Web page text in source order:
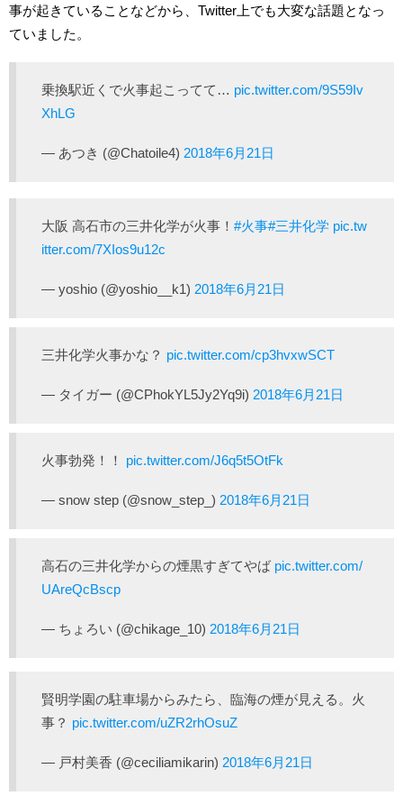
事が起きていることなどから、Twitter上でも大変な話題となっ
ていました。
乗換駅近くで火事起こってて… pic.twitter.com/9S59Iv
XhLG
— あつき (@Chatoile4) 2018年6月21日
大阪 高石市の三井化学が火事！ #火事#三井化学 pic.tw
itter.com/7XIos9u12c
— yoshio (@yoshio__k1) 2018年6月21日
三井化学火事かな？ pic.twitter.com/cp3hvxwSCT
— タイガー (@CPhokYL5Jy2Yq9i) 2018年6月21日
火事勃発！！ pic.twitter.com/J6q5t5OtFk
— snow step (@snow_step_) 2018年6月21日
高石の三井化学からの煙黒すぎてやば pic.twitter.com/
UAreQcBscp
— ちょろい (@chikage_10) 2018年6月21日
賢明学園の駐車場からみたら、臨海の煙が見える。火
事？ pic.twitter.com/uZR2rhOsuZ
— 戸村美香 (@ceciliamikarin) 2018年6月21日